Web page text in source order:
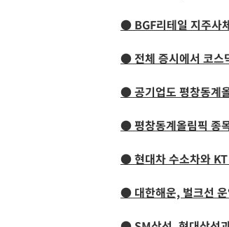
● BGF리테일 지주사
● 전체 증시에서 코스
● 공기업도 평창동계
● 평창동계올림픽 종
● 현대차 수소차와
● 대한해운, 벌크선 운